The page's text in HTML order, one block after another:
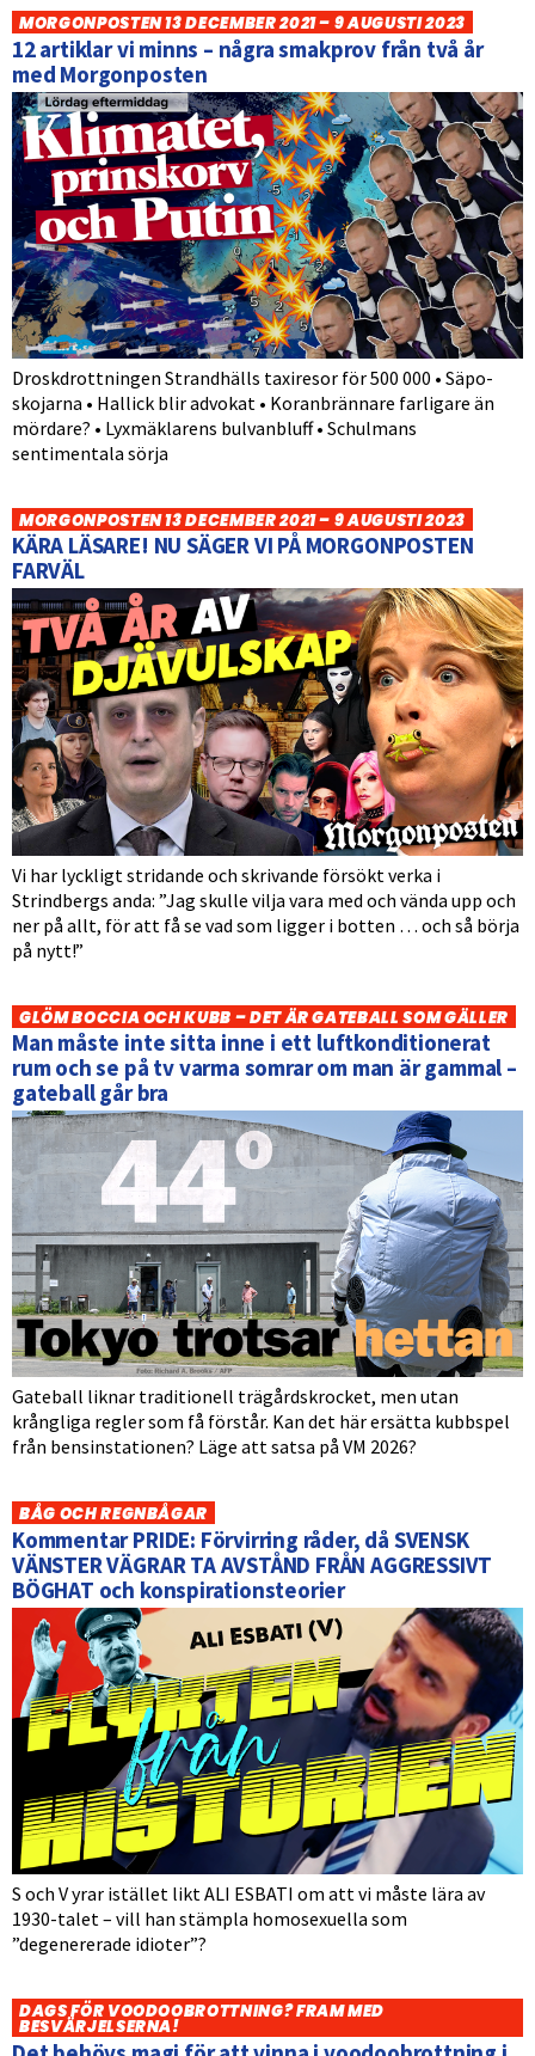
MORGONPOSTEN 13 DECEMBER 2021 – 9 AUGUSTI 2023
12 artiklar vi minns – några smakprov från två år
med Morgonposten
Droskdrottningen Strandhälls taxiresor för 500 000 • Säpo-
skojarna • Hallick blir advokat • Koranbrännare farligare än
mördare? • Lyxmäklarens bulvanbluff • Schulmans
sentimentala sörja
MORGONPOSTEN 13 DECEMBER 2021 – 9 AUGUSTI 2023
KÄRA LÄSARE! NU SÄGER VI PÅ MORGONPOSTEN
FARVÄL
Vi har lyckligt stridande och skrivande försökt verka i
Strindbergs anda: ”Jag skulle vilja vara med och vända upp och
ner på allt, för att få se vad som ligger i botten … och så börja
på nytt!”
GLÖM BOCCIA OCH KUBB – DET ÄR GATEBALL SOM GÄLLER
Man måste inte sitta inne i ett luftkonditionerat
rum och se på tv varma somrar om man är gammal –
gateball går bra
Gateball liknar traditionell trägårdskrocket, men utan
krångliga regler som få förstår. Kan det här ersätta kubbspel
från bensinstationen? Läge att satsa på VM 2026?
BÅG OCH REGNBÅGAR
Kommentar PRIDE: Förvirring råder, då SVENSK
VÄNSTER VÄGRAR TA AVSTÅND FRÅN AGGRESSIVT
BÖGHAT och konspirationsteorier
S och V yrar istället likt ALI ESBATI om att vi måste lära av
1930-talet – vill han stämpla homosexuella som
”degenererade idioter”?
DAGS FÖR VOODOOBROTTNING? FRAM MED
BESVÄRJELSERNA!